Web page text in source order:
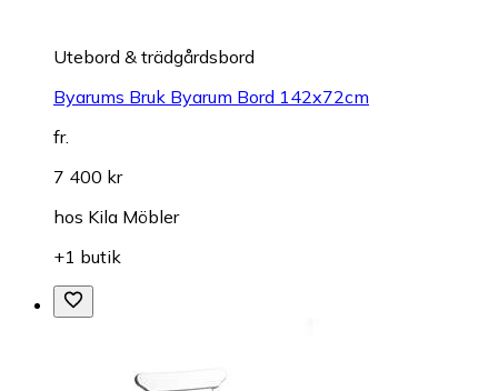
Utebord & trädgårdsbord
Byarums Bruk Byarum Bord 142x72cm
fr.
7 400 kr
hos Kila Möbler
+1 butik